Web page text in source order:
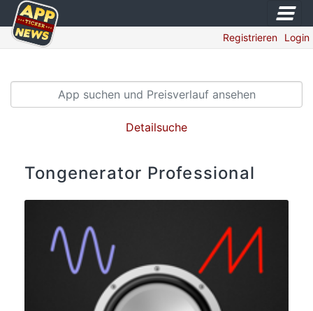
Registrieren Login
Detailsuche
Tongenerator Professional